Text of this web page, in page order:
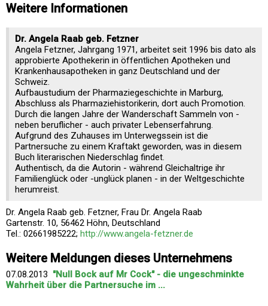
Weitere Informationen
Dr. Angela Raab geb. Fetzner
Angela Fetzner, Jahrgang 1971, arbeitet seit 1996 bis dato als
approbierte Apothekerin in öffentlichen Apotheken und
Krankenhausapotheken in ganz Deutschland und der
Schweiz.
Aufbaustudium der Pharmaziegeschichte in Marburg,
Abschluss als Pharmaziehistorikerin, dort auch Promotion.
Durch die langen Jahre der Wanderschaft Sammeln von -
neben beruflicher - auch privater Lebenserfahrung.
Aufgrund des Zuhauses im Unterwegssein ist die
Partnersuche zu einem Kraftakt geworden, was in diesem
Buch literarischen Niederschlag findet.
Authentisch, da die Autorin - während Gleichaltrige ihr
Familienglück oder -unglück planen - in der Weltgeschichte
herumreist.
Dr. Angela Raab geb. Fetzner, Frau Dr. Angela Raab
Gartenstr. 10, 56462 Höhn, Deutschland
Tel.: 02661985222; http://www.angela-fetzner.de
Weitere Meldungen dieses Unternehmens
07.08.2013 "Null Bock auf Mr Cock" - die ungeschminkte
Wahrheit über die Partnersuche im ...